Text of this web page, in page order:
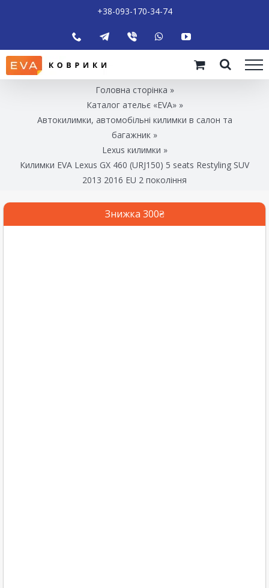
+38-093-170-34-74
Головна сторінка »
Каталог ательє «EVA»»
Автокилимки, автомобільні килимки в салон та
багажник »
Lexus килимки »
Килимки EVA Lexus GX 460 (URJ150) 5 seats Restyling SUV
2013 2016 EU 2 покоління
Знижка 300₴